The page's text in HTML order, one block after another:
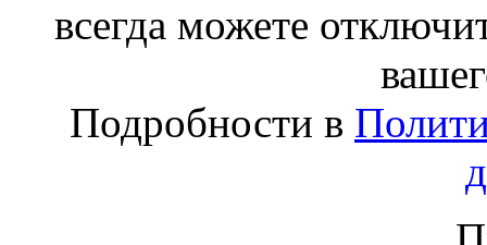
всегда можете
Подробности в